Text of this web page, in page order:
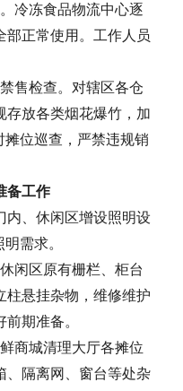
冷冻食品物流中心逐
部正常使用。工作人员
售检查。对辖区各仓
存放各类烟花爆竹，加
摊位巡查，严禁违规销
备工作
内、休闲区增设照明设
需求。
闲区原有栅栏、柜台
柱悬挂杂物，维修维护
期准备。
商城清理大厅各摊位
、隔离网、窗台等处杂